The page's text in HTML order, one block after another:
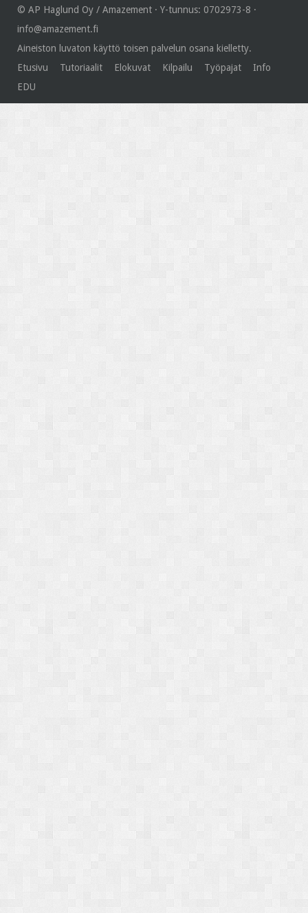
© AP Haglund Oy / Amazement · Y-tunnus: 0702973-8 ·
info@amazement.fi
Aineiston luvaton käyttö toisen palvelun osana kielletty.
Etusivu
Tutoriaalit Elokuvat Kilpailu Työpajat
Info
EDU